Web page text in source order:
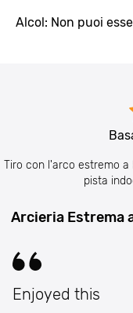
Alcol: Non puoi
Tiro con l'arco estremo
pista
Arcieria Estrema
Enjoyed this